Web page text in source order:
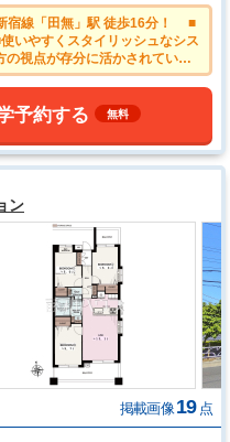
宿線「田無」駅 徒歩16分！ ■
いやすくスタイリッシュなシス
視点が存分に活かされていま
機付きユニットバスで洗濯物が
予約する 無料
ン
掲載画像 19 点